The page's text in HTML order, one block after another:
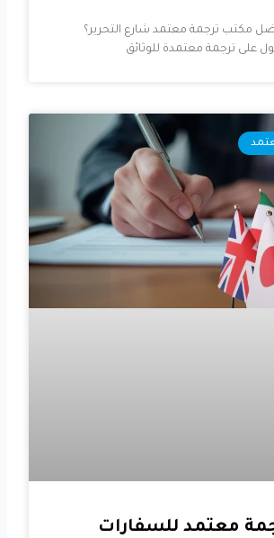
مكتب ترجمة معتمد شارع التحرير؟
على ترجمة معتمدة للوثائق
معتمد للسفارات